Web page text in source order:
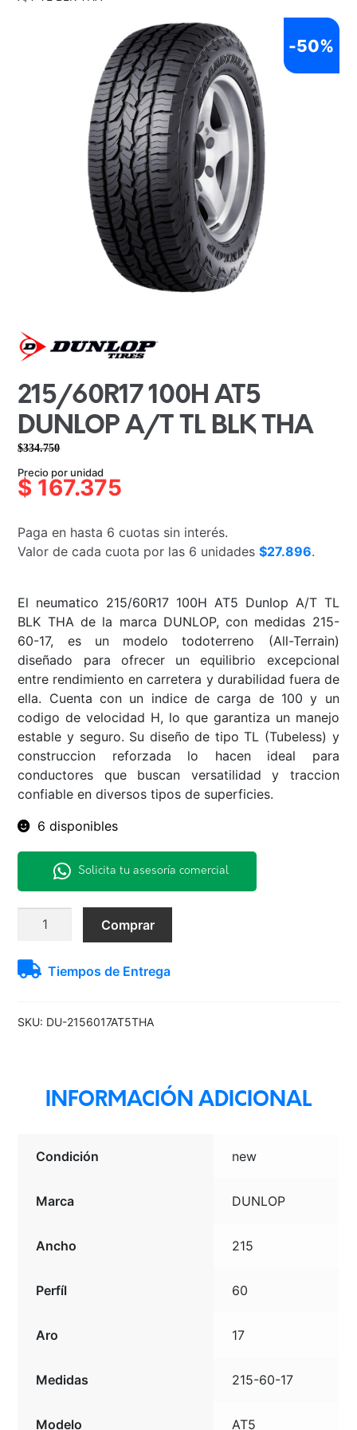
215/60R17 100H AT5
DUNLOP A/T TL BLK THA
$334.750
precio
original
$334.750.
precio
actual
$167.375.
Precio por unidad
$ 167.375
Paga en hasta 6 cuotas sin interés.
Valor de cada cuota por las 6 unidades$27.896.
-50%
El neumatico 215/60R17 100H AT5 Dunlop A/T TL
BLK THA de la marca DUNLOP, con medidas 215-
60-17, es un modelo todoterreno (All-Terrain)
diseñado para ofrecer un equilibrio excepcional
entre rendimiento en carretera y durabilidad fuera de
ella. Cuenta con un indice de carga de 100 y un
codigo de velocidad H, lo que garantiza un manejo
estable y seguro. Su diseño de tipo TL (Tubeless) y
construccion reforzada lo hacen ideal para
conductores que buscan versatilidad y traccion
confiable en diversos tipos de superficies.
6 disponibles
Solicita tu asesoría comercial
215/60R17
Dunlop
BLK
Comprar
Tiempos de Entrega
SKU: DU-2156017AT5THA
INFORMACIÓN ADICIONAL
Condición new
Marca DUNLOP
Ancho 215
Perfíl 60
Aro 17
Medidas 215-60-17
Modelo AT5